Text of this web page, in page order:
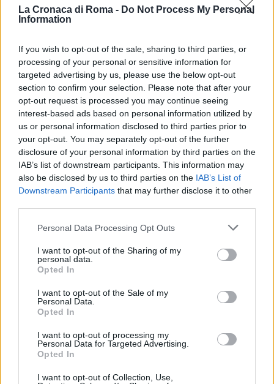
La Cronaca di Roma - Do Not Process My Personal
Information
If you wish to opt-out of the sale, sharing to third parties, or
processing of your personal or sensitive information for
targeted advertising by us, please use the below opt-out
section to confirm your selection. Please note that after your
opt-out request is processed you may continue seeing
interest-based ads based on personal information utilized by
us or personal information disclosed to third parties prior to
your opt-out. You may separately opt-out of the further
disclosure of your personal information by third parties on the
IAB’s list of downstream participants. This information may
also be disclosed by us to third parties on the IAB’s List of
Downstream Participants that may further disclose it to other
Please note that this website/app uses one or more Google
not limited to your visit or usage behaviour. You may click to
grant or deny consent to Google and its third-party tags to
use your data for below specified purposes in below Google
consent section.
Personal Data Processing Opt Outs
I want to opt-out of the Sharing of my
personal data.
Opted In
I want to opt-out of the Sale of my
Personal Data.
Opted In
I want to opt-out of processing my
Personal Data for Targeted Advertising.
Opted In
I want to opt-out of Collection, Use,
del tutto destituite di fondamento”e che hanno
pesato sulla vicenda complessiva.
A rappresentare l’accusa il sostituto pg Pietro
Catalani e il pm Gennaro Varrone. I due sono convinti
che per Buzzi, condannato a 18 anni e 4 mesi in
secondo grado ma in attesa di un nuovo processo
per la rideterminazione della pena, le esigenze
cautelari siano tuttora concrete. Di diverso avviso,
invece, il collegio della terza Corte d’Appello. Che,
nel concedere i domiciliari, aveva ritenuto quelle
stesse esigenze ormai attenuate. Presupponendo
che Buzzi una volta ammessi i reati di corruzione
possibilità di delinquere essendogli state sottratte le
cooperative sociali a lui riconducibili. Il Riesame ha
rinviato l’udienza a fine febbraio in attesa che la
Corte d’Appello si pronunci.
SEGUICI SU TWITTER
Precedente
CORONAVIRUS
Successiva